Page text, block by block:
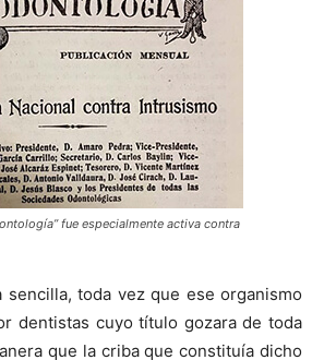
fue especialmente activa contra
sencilla, toda vez que ese organismo
dentistas cuyo título gozara de toda
que la criba que constituía dicho